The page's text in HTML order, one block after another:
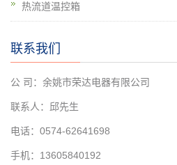
热流道温控箱
联系我们
公 司：余姚市荣达电器有限公司
联系人：邱先生
电话：0574-62641698
手机：13605840192